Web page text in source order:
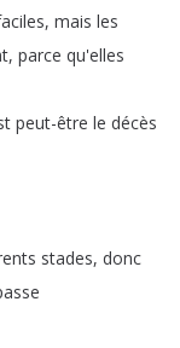
, mais les
, parce qu'elles
peut-être le décès
stades, donc